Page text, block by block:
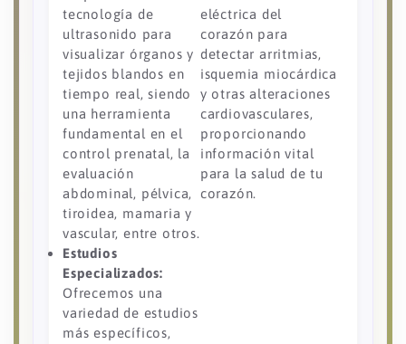
tecnología de
ultrasonido para
visualizar órganos y
tejidos blandos en
tiempo real, siendo
una herramienta
fundamental en el
control prenatal, la
evaluación
abdominal, pélvica,
tiroidea, mamaria y
vascular, entre otros.
eléctrica del
corazón para
detectar arritmias,
isquemia miocárdica
y otras alteraciones
cardiovasculares,
proporcionando
información vital
para la salud de tu
corazón.
Estudios
Especializados:
Ofrecemos una
variedad de estudios
más específicos,